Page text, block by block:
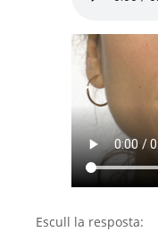
Escull la resposta: